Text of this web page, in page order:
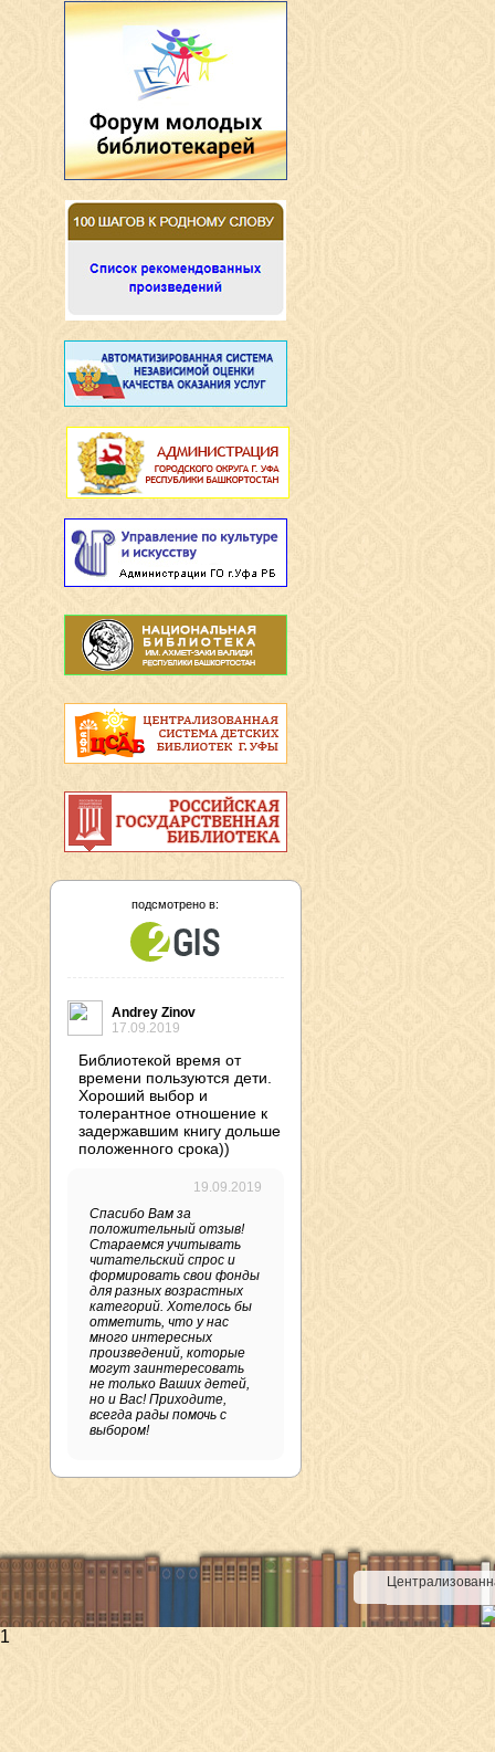
подсмотрено в:
Andrey Zinov
17.09.2019
Библиотекой время от
времени пользуются дети.
Хороший выбор и
толерантное отношение к
задержавшим книгу дольше
положенного срока))
19.09.2019
Спасибо Вам за
положительный отзыв!
Стараемся учитывать
читательский спрос и
формировать свои фонды
для разных возрастных
категорий. Хотелось бы
отметить, что у нас
много интересных
произведений, которые
могут заинтересовать
не только Ваших детей,
но и Вас! Приходите,
всегда рады помочь с
выбором!
1